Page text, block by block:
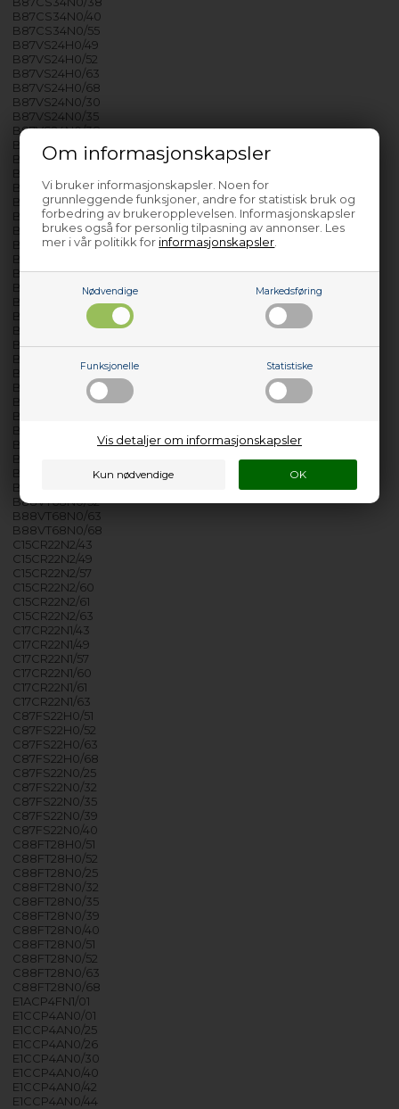
Om informasjonskapsler
Vi bruker informasjonskapsler. Noen for
grunnleggende funksjoner, andre for statistisk bruk og
forbedring av brukeropplevelsen. Informasjonskapsler
brukes også for personlig tilpasning av annonser. Les
mer i vår politikk for informasjonskapsler
Nødvendige Markedsføring
Funksjonelle Statistiske
Vis detaljer om informasjonskapsler
B87CS34N0/40
B87CS34N0/55
B87VS24H0/49
B87VS24H0/52
B87VS24H0/63
B87VS24H0/68
B87VS24N0/30
B87VS24N0/35
B87VS24N0/38
B87VS24N0/40
B87VS24N0/49
B87VS24N0/52
B87VS24N0/63
B87VS24N0/68
B88FT68H0/49
B88FT68H0/52
B88FT68H0/63
B88FT68H0/66
B88FT68H0/68
B88FT68N0/24
B88FT68N0/35
B88FT68N0/39
B88FT68N0/40
B88FT68N0/44
B88FT68N0/49
B88FT68N0/52
B88FT68N0/63
B88FT68N0/66
B88FT68N0/68
B88VT68N0/30
B88VT68N0/35
B88VT68N0/38
B88VT68N0/40
B88VT68N0/49
B88VT68N0/52
B88VT68N0/63
B88VT68N0/68
C15CR22N2/43
C15CR22N2/49
C15CR22N2/57
C15CR22N2/60
C15CR22N2/61
C15CR22N2/63
C17CR22N1/43
C17CR22N1/49
C17CR22N1/57
C17CR22N1/60
C17CR22N1/61
C17CR22N1/63
C87FS22H0/51
C87FS22H0/52
C87FS22H0/63
C87FS22H0/68
C87FS22N0/25
C87FS22N0/32
C87FS22N0/35
C87FS22N0/39
C87FS22N0/40
C88FT28H0/51
C88FT28H0/52
C88FT28N0/25
C88FT28N0/32
C88FT28N0/35
C88FT28N0/39
C88FT28N0/40
C88FT28N0/51
C88FT28N0/52
C88FT28N0/63
C88FT28N0/68
E1ACP4FN1/01
E1CCP4AN0/01
E1CCP4AN0/25
E1CCP4AN0/26
E1CCP4AN0/30
E1CCP4AN0/40
E1CCP4AN0/42
E1CCP4AN0/44